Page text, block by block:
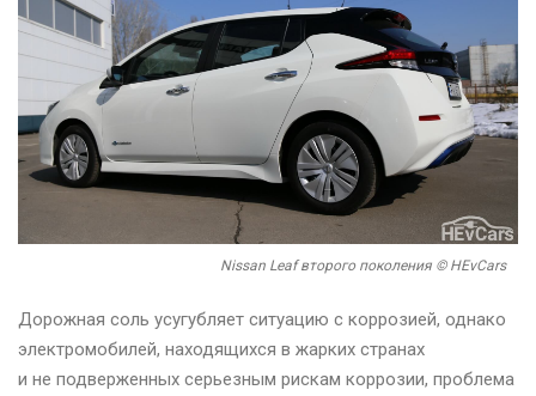
Nissan Leaf второго поколения © HEvCars
Дорожная соль усугубляет ситуацию с коррозией, однако
электромобилей, находящихся в жарких странах
и не подверженных серьезным рискам коррозии, проблема